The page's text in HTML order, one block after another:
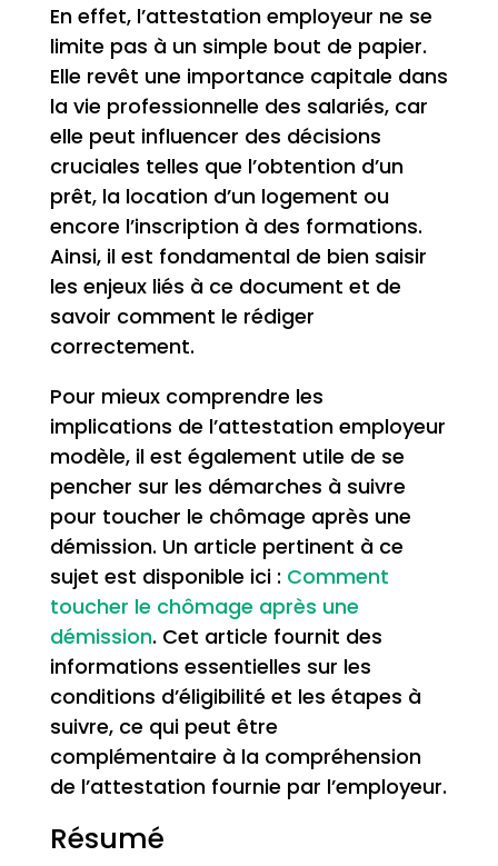
En effet, l’attestation employeur ne se
limite pas à un simple bout de papier.
Elle revêt une importance capitale dans
la vie professionnelle des salariés, car
elle peut influencer des décisions
cruciales telles que l’obtention d’un
prêt, la location d’un logement ou
encore l’inscription à des formations.
Ainsi, il est fondamental de bien saisir
les enjeux liés à ce document et de
savoir comment le rédiger
correctement.
Pour mieux comprendre les
implications de l’attestation employeur
modèle, il est également utile de se
pencher sur les démarches à suivre
pour toucher le chômage après une
démission. Un article pertinent à ce
sujet est disponible ici : Comment
toucher le chômage après une
démission. Cet article fournit des
informations essentielles sur les
conditions d’éligibilité et les étapes à
suivre, ce qui peut être
complémentaire à la compréhension
de l’attestation fournie par l’employeur.
Résumé